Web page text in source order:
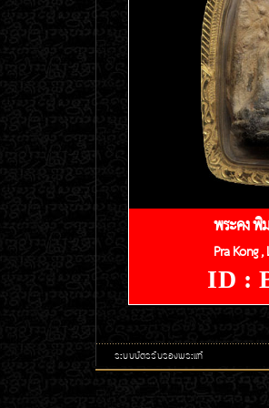
พระคง พิ
Pra Kong
ID :
ระบบบัตรรับรองพระแท้